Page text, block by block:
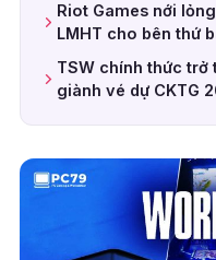
Riot Games nới
LMHT cho bên thứ
TSW chính thức trở
giành vé dự CKTG